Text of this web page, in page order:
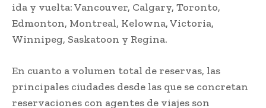
ida y vuelta: Vancouver, Calgary, Toronto,
Edmonton, Montreal, Kelowna, Victoria,
Winnipeg, Saskatoon y Regina.
En cuanto a volumen total de reservas, las
principales ciudades desde las que se concretan
reservaciones con agentes de viajes son